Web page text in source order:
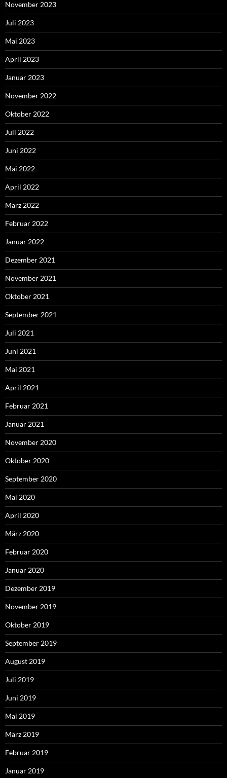
November 2023
Juli 2023
Mai 2023
April 2023
Januar 2023
November 2022
Oktober 2022
Juli 2022
Juni 2022
Mai 2022
April 2022
März 2022
Februar 2022
Januar 2022
Dezember 2021
November 2021
Oktober 2021
September 2021
Juli 2021
Juni 2021
Mai 2021
April 2021
Februar 2021
Januar 2021
November 2020
Oktober 2020
September 2020
Mai 2020
April 2020
März 2020
Februar 2020
Januar 2020
Dezember 2019
November 2019
Oktober 2019
September 2019
August 2019
Juli 2019
Juni 2019
Mai 2019
März 2019
Februar 2019
Januar 2019